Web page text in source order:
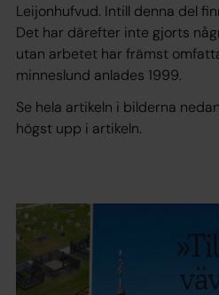
Leijonhufvud. Intill denna del
Det har därefter inte gjorts
utan arbetet har främst
minneslund anlades 1999.
Se hela artikeln i bilderna
högst upp i artikeln.